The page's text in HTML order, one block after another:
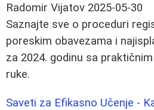
Radomir Vijatov 2025-05-30
Saznajte sve o proceduri
poreskim obavezama i
za 2024. godinu sa
ruke.
Saveti za Efikasno Učenje -